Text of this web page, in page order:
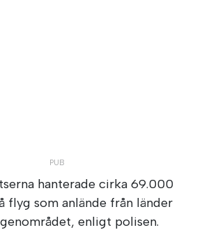
hanterade cirka 69.000
flyg som anlände från länder
enligt polisen.